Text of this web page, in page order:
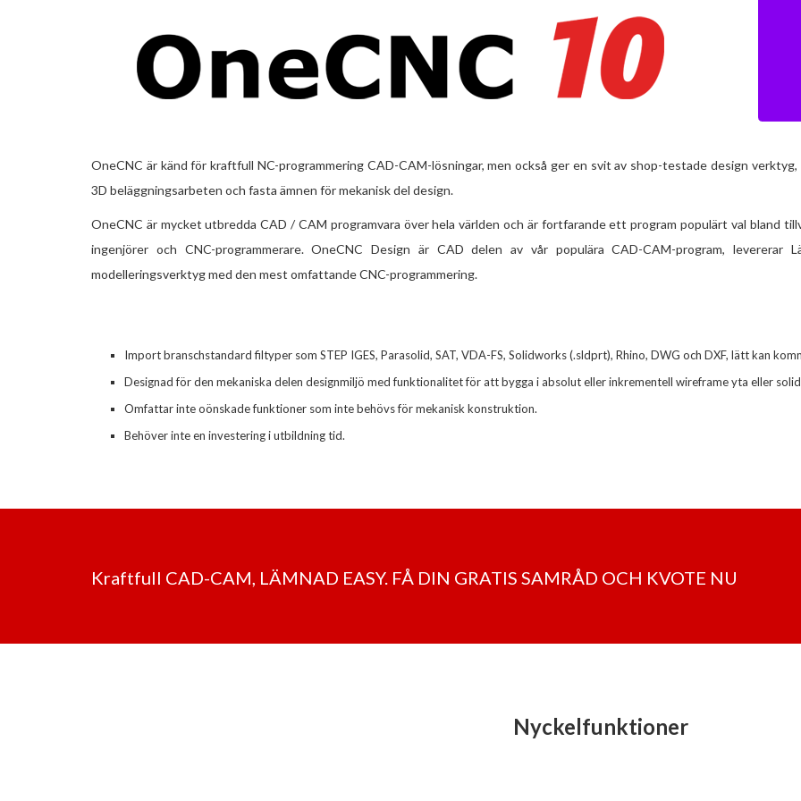
OneCNC är känd för kraftfull NC-programmering CAD-CAM-lösningar, men också ger en svit av shop-testade design verktyg,
3D beläggningsarbeten och fasta ämnen för mekanisk del design.
OneCNC är mycket utbredda CAD / CAM programvara över hela världen och är fortfarande ett program populärt val bland
ingenjörer och CNC-programmerare. OneCNC Design är CAD delen av vår populära CAD-CAM-program, levererar
modelleringsverktyg med den mest omfattande CNC-programmering.
Import branschstandard filtyper som STEP IGES, Parasolid, SAT, VDA-FS, Solidworks (.sldprt), Rhino, DWG och DXF, lätt kan
Designad för den mekaniska delen designmiljö med funktionalitet för att bygga i absolut eller inkrementell wireframe yta eller
Omfattar inte oönskade funktioner som inte behövs för mekanisk konstruktion.
Behöver inte en investering i utbildning tid.
Kraftfull CAD-CAM, LÄMNAD EASY. FÅ DIN GRATIS SAMRÅD OCH KVOTE NU
Nyckelfunktioner